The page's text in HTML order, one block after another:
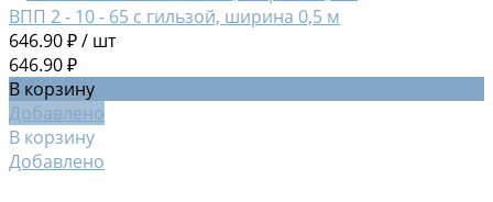
ВПП 2 - 10 - 65 с гильзой, ширина 0,5 м
646.90 ₽/ шт
646.90 ₽
В корзину
Добавлено
В корзину
Добавлено